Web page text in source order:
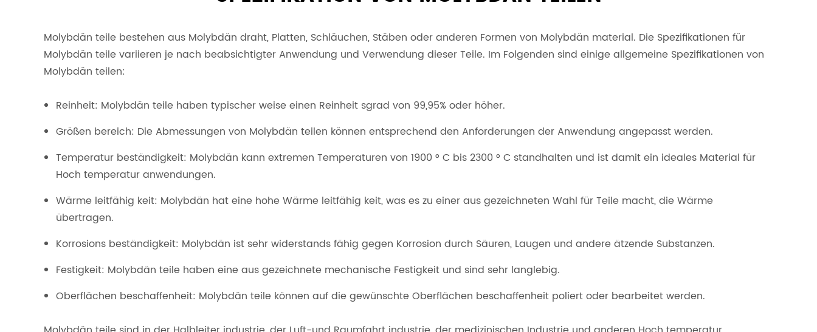
Molybdän teile bestehen aus Molybdän draht, Platten, Schläuchen, Stäben oder anderen Formen von Molybdän material. Die Spezifikationen für
Molybdän teile variieren je nach beabsichtigter Anwendung und Verwendung dieser Teile. Im Folgenden sind einige allgemeine Spezifikationen von
Molybdän teilen:
Reinheit: Molybdän teile haben typischer weise einen Reinheit sgrad von 99,95% oder höher.
Größen bereich: Die Abmessungen von Molybdän teilen können entsprechend den Anforderungen der Anwendung angepasst werden.
Temperatur beständigkeit: Molybdän kann extremen Temperaturen von 1900 ° C bis 2300 ° C standhalten und ist damit ein ideales Material für
Hoch temperatur anwendungen.
Wärme leitfähig keit: Molybdän hat eine hohe Wärme leitfähig keit, was es zu einer aus gezeichneten Wahl für Teile macht, die Wärme
übertragen.
Korrosions beständigkeit: Molybdän ist sehr widerstands fähig gegen Korrosion durch Säuren, Laugen und andere ätzende Substanzen.
Festigkeit: Molybdän teile haben eine aus gezeichnete mechanische Festigkeit und sind sehr langlebig.
Oberflächen beschaffenheit: Molybdän teile können auf die gewünschte Oberflächen beschaffenheit poliert oder bearbeitet werden.